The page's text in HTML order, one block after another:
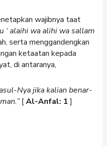
wajibnya taat
‘alaihi wa alihi wa sallam
serta menggandengkan
ketaatan kepada
di antaranya,
Nya jika kalian benar-
[Al-Anfal: 1]